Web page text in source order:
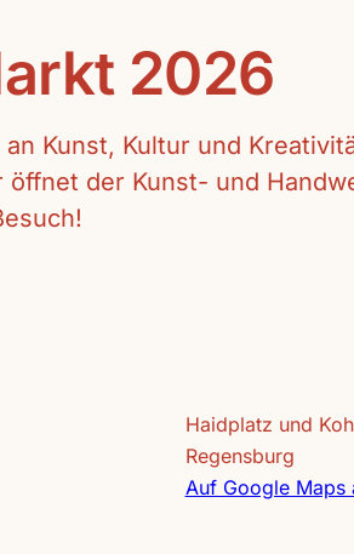
2026
Kunst, Kultur und
der Kunst- und
Haidplatz und
Regensburg
Auf Google Maps